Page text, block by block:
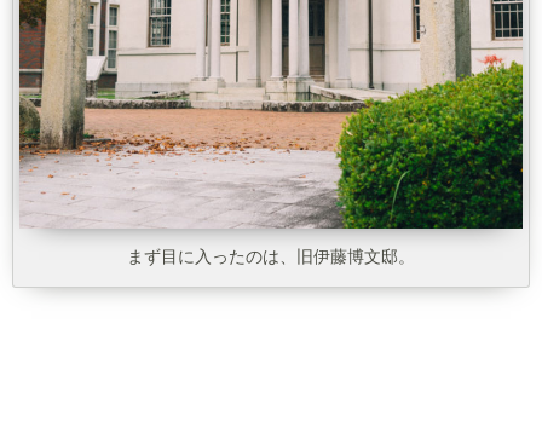
まず目に入ったのは、旧伊藤博文邸。